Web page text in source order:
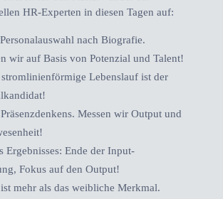
HR-Experten in diesen Tagen auf:
nach Biografie.
wir auf Basis von Potenzial und Talent!
Lebenslauf ist der
Messen wir Output und
Ergebnisses: Ende der Input-
Fokus auf den Output!
mehr als das weibliche Merkmal.